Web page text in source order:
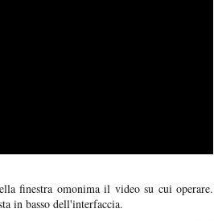
finestra omonima il video su cui operare.
in basso dell'interfaccia.